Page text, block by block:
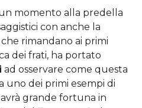
momento alla predella
con anche la
rimandano ai primi
dei frati, ha portato
ad osservare come questa
uno dei primi esempi di
grande fortuna in